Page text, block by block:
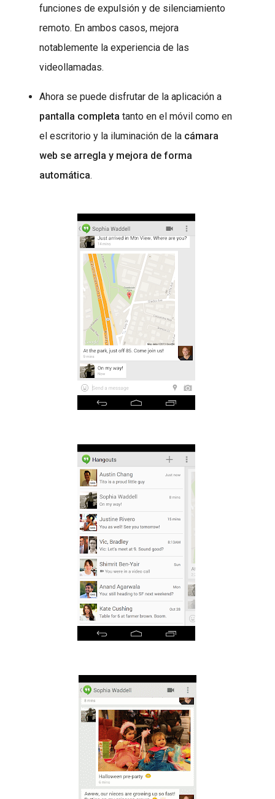
funciones de expulsión y de silenciamiento
remoto. En ambos casos, mejora
notablemente la experiencia de las
videollamadas.
Ahora se puede disfrutar de la aplicación a
pantalla completa tanto en el móvil como en
el escritorio y la iluminación de la cámara
web se arregla y mejora de forma
automática.